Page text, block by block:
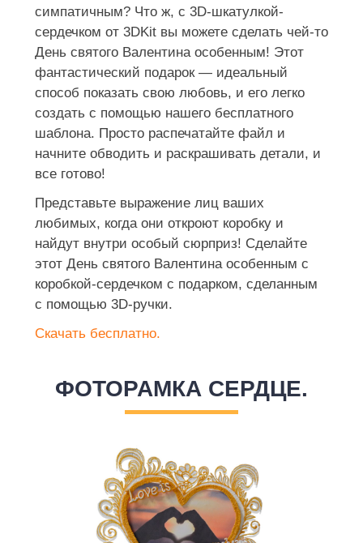
симпатичным? Что ж, с 3D-шкатулкой-
сердечком от 3DKit вы можете сделать чей-то
День святого Валентина особенным! Этот
фантастический подарок — идеальный
способ показать свою любовь, и его легко
создать с помощью нашего бесплатного
шаблона. Просто распечатайте файл и
начните обводить и раскрашивать детали, и
все готово!
Представьте выражение лиц ваших
любимых, когда они откроют коробку и
найдут внутри особый сюрприз! Сделайте
этот День святого Валентина особенным с
коробкой-сердечком с подарком, сделанным
с помощью 3D-ручки.
Скачать бесплатно.
ФОТОРАМКА СЕРДЦЕ.